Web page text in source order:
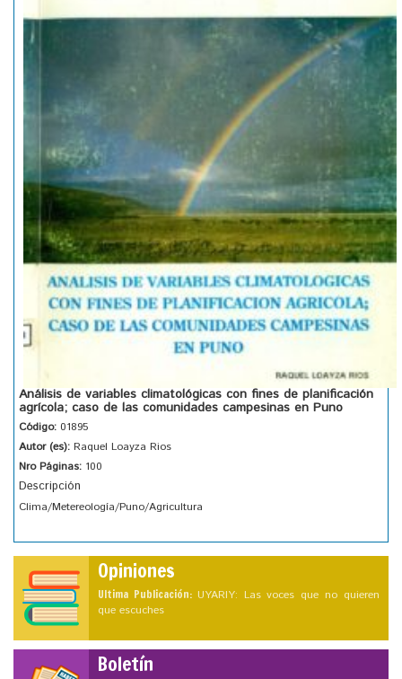
Análisis de variables climatológicas con fines de planificación
agrícola; caso de las comunidades campesinas en Puno
Código: 01895
Autor (es): Raquel Loayza Rios
Nro Páginas: 100
Descripción
Clima/Metereología/Puno/Agricultura
Opiniones
Ultima Publicación: UYARIY: Las voces que no quieren
que escuches
Boletín